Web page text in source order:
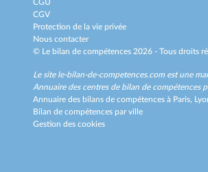
CGU
CGV
Protection de la vie privée
Nous contacter
© Le bilan de compétences 2026 - Tous droits
Le site le-bilan-de-competences.com est une
Annuaire des centres de bilan de compétences
Annuaire des bilans de compétences à Paris,
Bilan de compétences par ville
Gestion des cookies